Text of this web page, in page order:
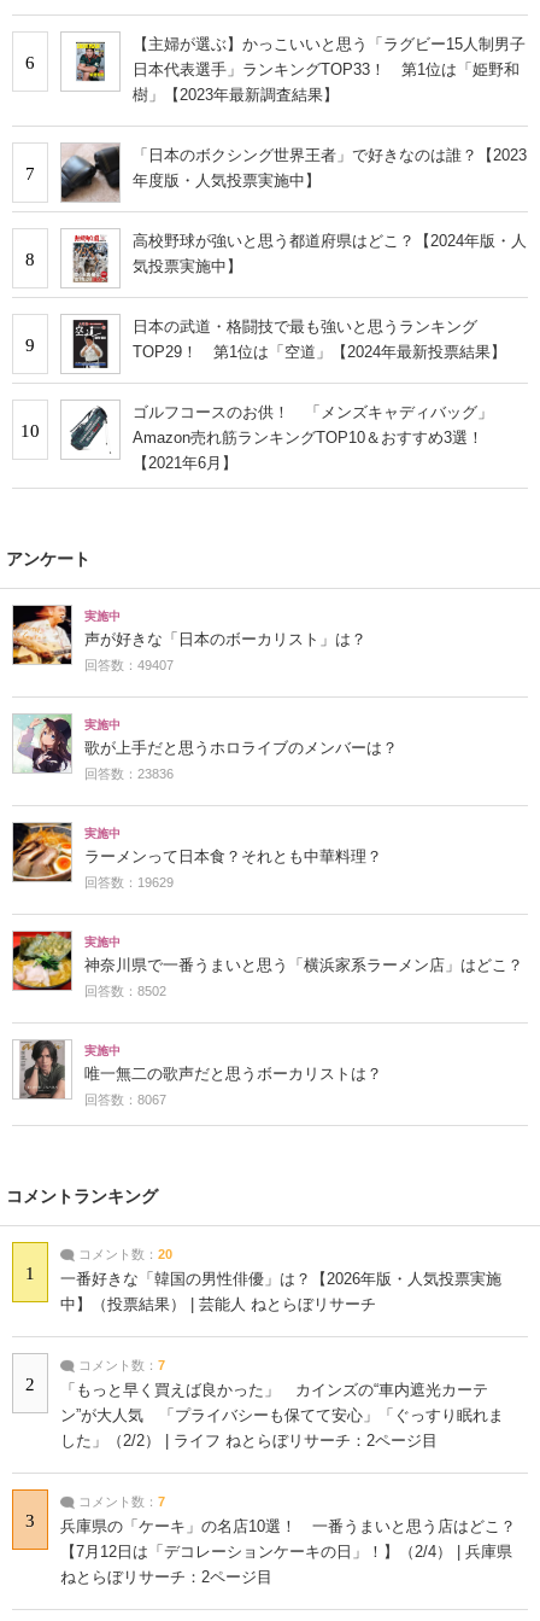
6
【主婦が選ぶ】かっこいいと思う「ラグビー15人制男子
日本代表選手」ランキングTOP33！ 第1位は「姫野和
樹」【2023年最新調査結果】
7
「日本のボクシング世界王者」で好きなのは誰？【2023
年度版・人気投票実施中】
8
高校野球が強いと思う都道府県はどこ？【2024年版・人
気投票実施中】
9
日本の武道・格闘技で最も強いと思うランキング
TOP29！ 第1位は「空道」【2024年最新投票結果】
10
ゴルフコースのお供！ 「メンズキャディバッグ」
Amazon売れ筋ランキングTOP10＆おすすめ3選！
【2021年6月】
アンケート
実施中
声が好きな「日本のボーカリスト」は？
回答数：49407
実施中
歌が上手だと思うホロライブのメンバーは？
回答数：23836
実施中
ラーメンって日本食？それとも中華料理？
回答数：19629
実施中
神奈川県で一番うまいと思う「横浜家系ラーメン店」はどこ？
回答数：8502
実施中
唯一無二の歌声だと思うボーカリストは？
回答数：8067
コメントランキング
1
コメント数： 20
一番好きな「韓国の男性俳優」は？【2026年版・人気投票実施
中】（投票結果） | 芸能人 ねとらぼリサーチ
2
コメント数： 7
「もっと早く買えば良かった」 カインズの“車内遮光カーテ
ン”が大人気 「プライバシーも保てて安心」「ぐっすり眠れま
した」（2/2） | ライフ ねとらぼリサーチ：2ページ目
3
コメント数： 7
兵庫県の「ケーキ」の名店10選！ 一番うまいと思う店はどこ？
【7月12日は「デコレーションケーキの日」！】（2/4） | 兵庫県
ねとらぼリサーチ：2ページ目